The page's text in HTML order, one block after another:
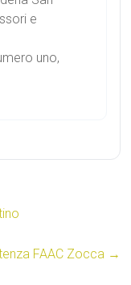
e
uno,
FAAC Zocca →